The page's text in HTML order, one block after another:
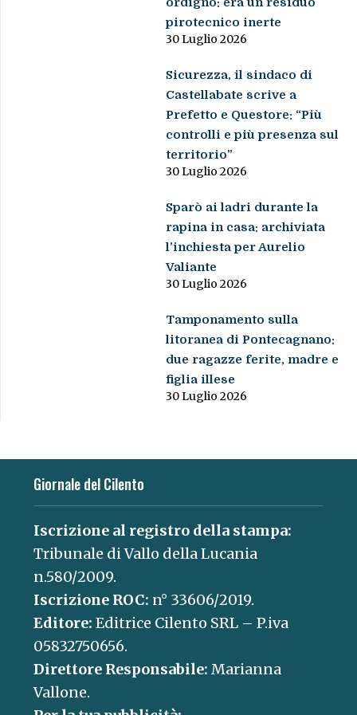
pirotecnico inerte
30 Luglio 2026
Sicurezza, il sindaco di
Castellabate scrive a
Prefetto e Questore: “Più
controlli e più presenza sul
territorio”
30 Luglio 2026
Sparò ai ladri durante la
rapina in casa: archiviata
l’inchiesta per Aurelio
Valiante
30 Luglio 2026
Tamponamento sulla
litoranea di Pontecagnano:
due ragazze ferite, madre e
figlia illese
30 Luglio 2026
Giornale del Cilento
Iscrizione al registro della stampa:
Tribunale di Vallo della Lucania
n.580/2009.
Iscrizione ROC: n° 33606/2019.
Editore: Editrice Cilento SRL – P.iva
05832750656.
Direttore Responsabile: Marianna
Vallone.